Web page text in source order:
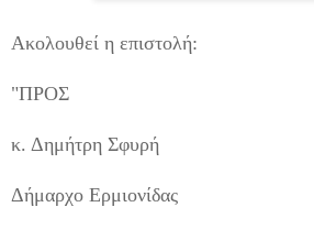
Ακολουθεί η επιστολή:
"ΠΡΟΣ
κ. Δημήτρη Σφυρή
Δήμαρχο Ερμιονίδας